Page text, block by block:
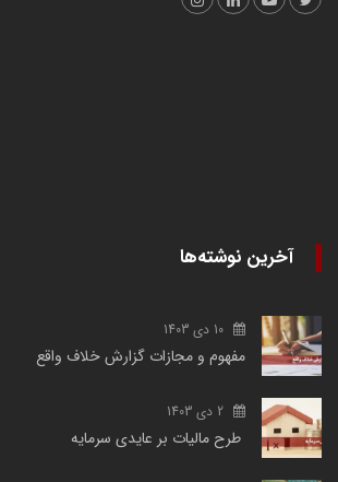
آخرین نوشته‌ها
10 دی 1403
مفهوم و مجازات گزارش خلاف واقع
2 دی 1403
طرح مالیات بر عایدی سرمایه